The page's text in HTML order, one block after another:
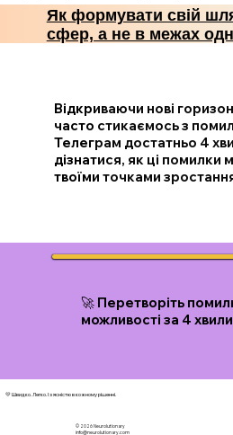
Як формувати свій
сфер, а не в межах
Відкриваючи нові
часто стикаємось з
Телеграм достатньо 4
дізнатися, як ці помилки
твоїми точками
🚀 Перетворіть
можливості за 4
💛 Швидко. Легко. І з ясністю в кожному рішенні.
© 2026 Neurolutionary
info@neurolutionary.com